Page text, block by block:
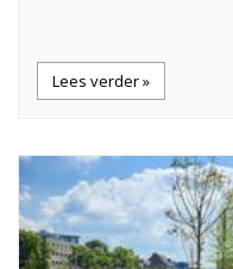
Lees verder »